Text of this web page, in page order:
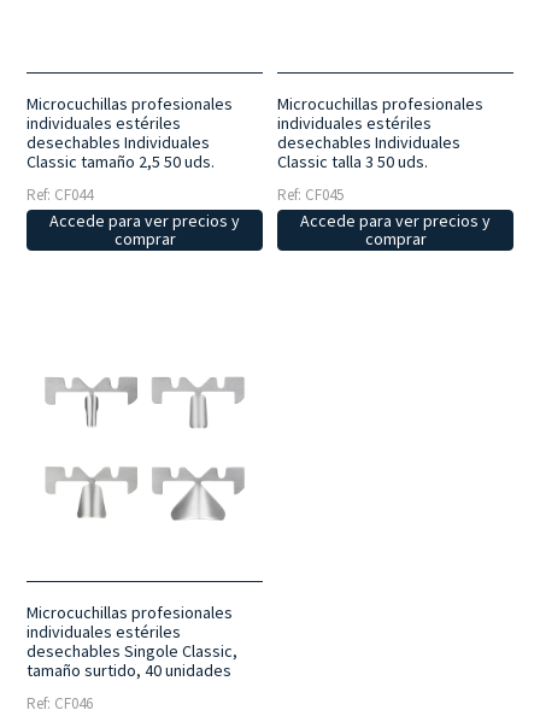
Microcuchillas profesionales
individuales estériles
desechables Individuales
Classic tamaño 2,5 50 uds.
Ref: CF044
Accede para ver precios y
comprar
Microcuchillas profesionales
individuales estériles
desechables Individuales
Classic talla 3 50 uds.
Ref: CF045
Accede para ver precios y
comprar
Microcuchillas profesionales
individuales estériles
desechables Singole Classic,
tamaño surtido, 40 unidades
Ref: CF046